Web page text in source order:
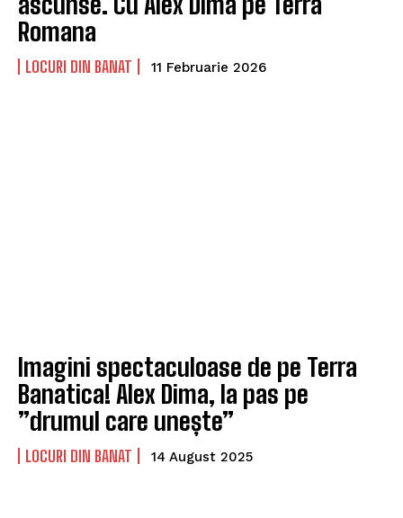
Romana
LOCURI DIN BANAT 11 Februarie 2026
Imagini spectaculoase de pe Terra
Banatica! Alex Dima, la pas pe
”drumul care unește”
LOCURI DIN BANAT 14 August 2025